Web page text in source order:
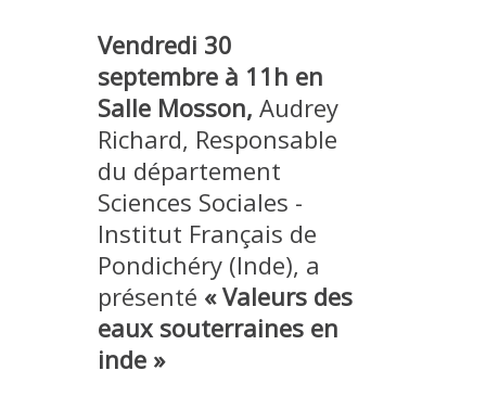
FORMATION CONTINUE
FORMATION DOCTORALE
THÈSES EN COURS
PRODUCTION
MÉTHODES ET OUTILS
LOGICIELS
PUBLICATIONS SUR HAL
Vendredi 30
septembre à 11h en
Salle Mosson, Audrey
Richard, Responsable
du département
Sciences Sociales -
Institut Français de
Pondichéry (Inde), a
présenté « Valeurs des
eaux souterraines en
inde »